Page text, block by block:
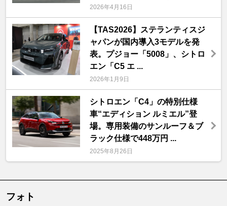
2026年4月16日
【TAS2026】ステランティスジ
ャパンが国内導入3モデルを発
表。プジョー「5008」、シトロ
エン「C5 エ ...
2026年1月9日
シトロエン「C4」の特別仕様
車“エディション ルミエル”登
場。専用装備のサンルーフ＆ブ
ラック仕様で448万円 ...
2025年8月26日
フォト